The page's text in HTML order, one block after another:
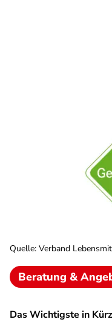
Quelle: Verband
Beratung &
Das Wichtigste in